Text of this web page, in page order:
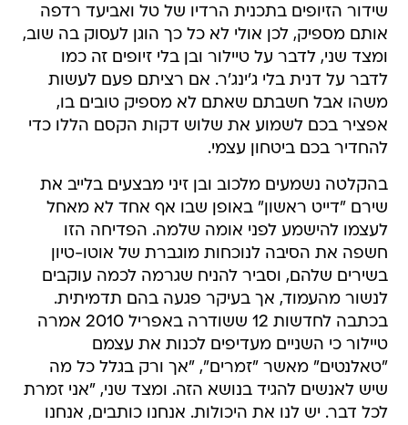
שידור הזיופים בתכנית הרדיו של טל ואביעד רדפה
אותם מספיק, לכן אולי לא כל כך הוגן לעסוק בה שוב,
ומצד שני, לדבר על טיילור ובן בלי זיופים זה כמו
לדבר על דנית בלי ג'ינג'ר. אם רציתם פעם לעשות
משהו אבל חשבתם שאתם לא מספיק טובים בו,
אפציר בכם לשמוע את שלוש דקות הקסם הללו כדי
להחדיר בכם ביטחון עצמי.
בהקלטה נשמעים מלכוב ובן זיני מבצעים בלייב את
שירם "דייט ראשון" באופן שבו אף אחד לא מאחל
לעצמו להישמע לפני אומה שלמה. הפדיחה הזו
חשפה את הסיבה לנוכחות מוגברת של אוטו-טיון
בשירים שלהם, וסביר להניח שגרמה לכמה עוקבים
לנשור מהעמוד, אך בעיקר פגעה בהם תדמיתית.
בכתבה לחדשות 12 ששודרה באפריל 2010 אמרה
טיילור כי השניים מעדיפים לכנות את עצמם
"טאלנטים" מאשר "זמרים", "אך ורק בגלל כל מה
שיש לאנשים להגיד בנושא הזה. ומצד שני, "אני זמרת
לכל דבר. יש לנו את היכולות. אנחנו כותבים, אנחנו